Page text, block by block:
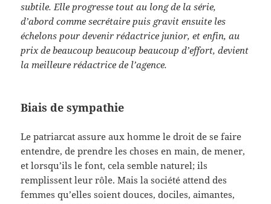
subtile. Elle progresse tout au long de la série,
d’abord comme secrétaire puis gravit ensuite les
échelons pour devenir rédactrice junior, et enfin, au
prix de beaucoup beaucoup beaucoup d’effort, devient
la meilleure rédactrice de l’agence.
Biais de sympathie
Le patriarcat assure aux homme le droit de se faire
entendre, de prendre les choses en main, de mener,
et lorsqu’ils le font, cela semble naturel; ils
remplissent leur rôle. Mais la société attend des
femmes qu’elles soient douces, dociles, aimantes,